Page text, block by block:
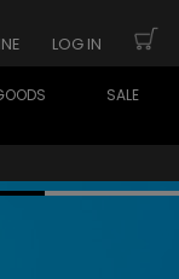
LOG IN
SALE